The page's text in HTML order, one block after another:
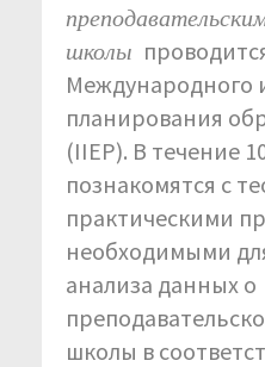
школы
Международного
планирования
(IIEP). В течение
познакомятся с
практическими
необходимыми
анализа данных о
школы в